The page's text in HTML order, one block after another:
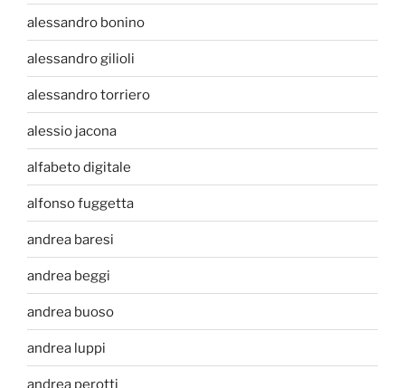
alessandro bonino
alessandro gilioli
alessandro torriero
alessio jacona
alfabeto digitale
alfonso fuggetta
andrea baresi
andrea beggi
andrea buoso
andrea luppi
andrea perotti